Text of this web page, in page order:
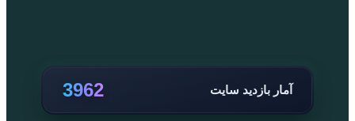
آمار بازدید سایت 3962